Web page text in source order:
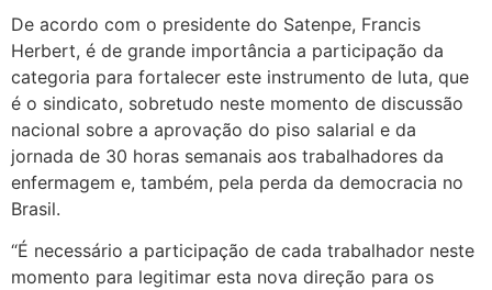
De acordo com o presidente do Satenpe, Francis
Herbert, é de grande importância a participação da
categoria para fortalecer este instrumento de luta, que
é o sindicato, sobretudo neste momento de discussão
nacional sobre a aprovação do piso salarial e da
jornada de 30 horas semanais aos trabalhadores da
enfermagem e, também, pela perda da democracia no
Brasil.
“É necessário a participação de cada trabalhador neste
momento para legitimar esta nova direção para os